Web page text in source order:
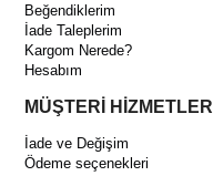
Beğendiklerim
İade Taleplerim
Kargom Nerede?
Hesabım
MÜŞTERİ HİZMETLERİ
İade ve Değişim
Ödeme seçenekleri